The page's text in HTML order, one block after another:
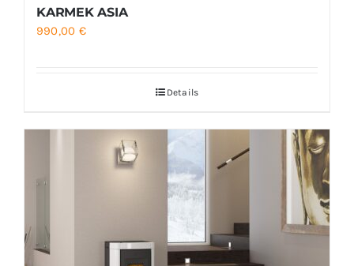
KARMEK ASIA
990,00 €
Details